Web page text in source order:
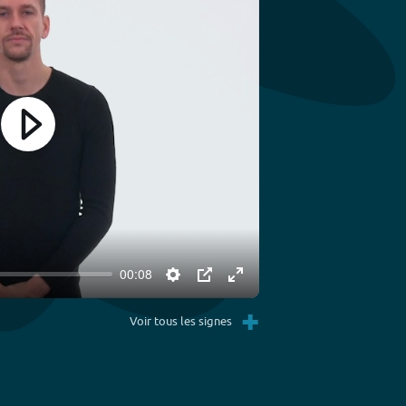
00:08
Settings
PIP Enter
fullscreen
Play
Voir tous les signes +